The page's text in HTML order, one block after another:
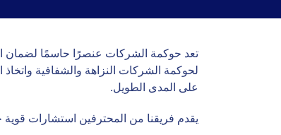
تعد حوكمة الشركات عنصرًا حاسمًا لضمان
لحوكمة الشركات النزاهة والشفافية
على المدى الطويل.
يقدم فريقنا من المحترفين استشارات